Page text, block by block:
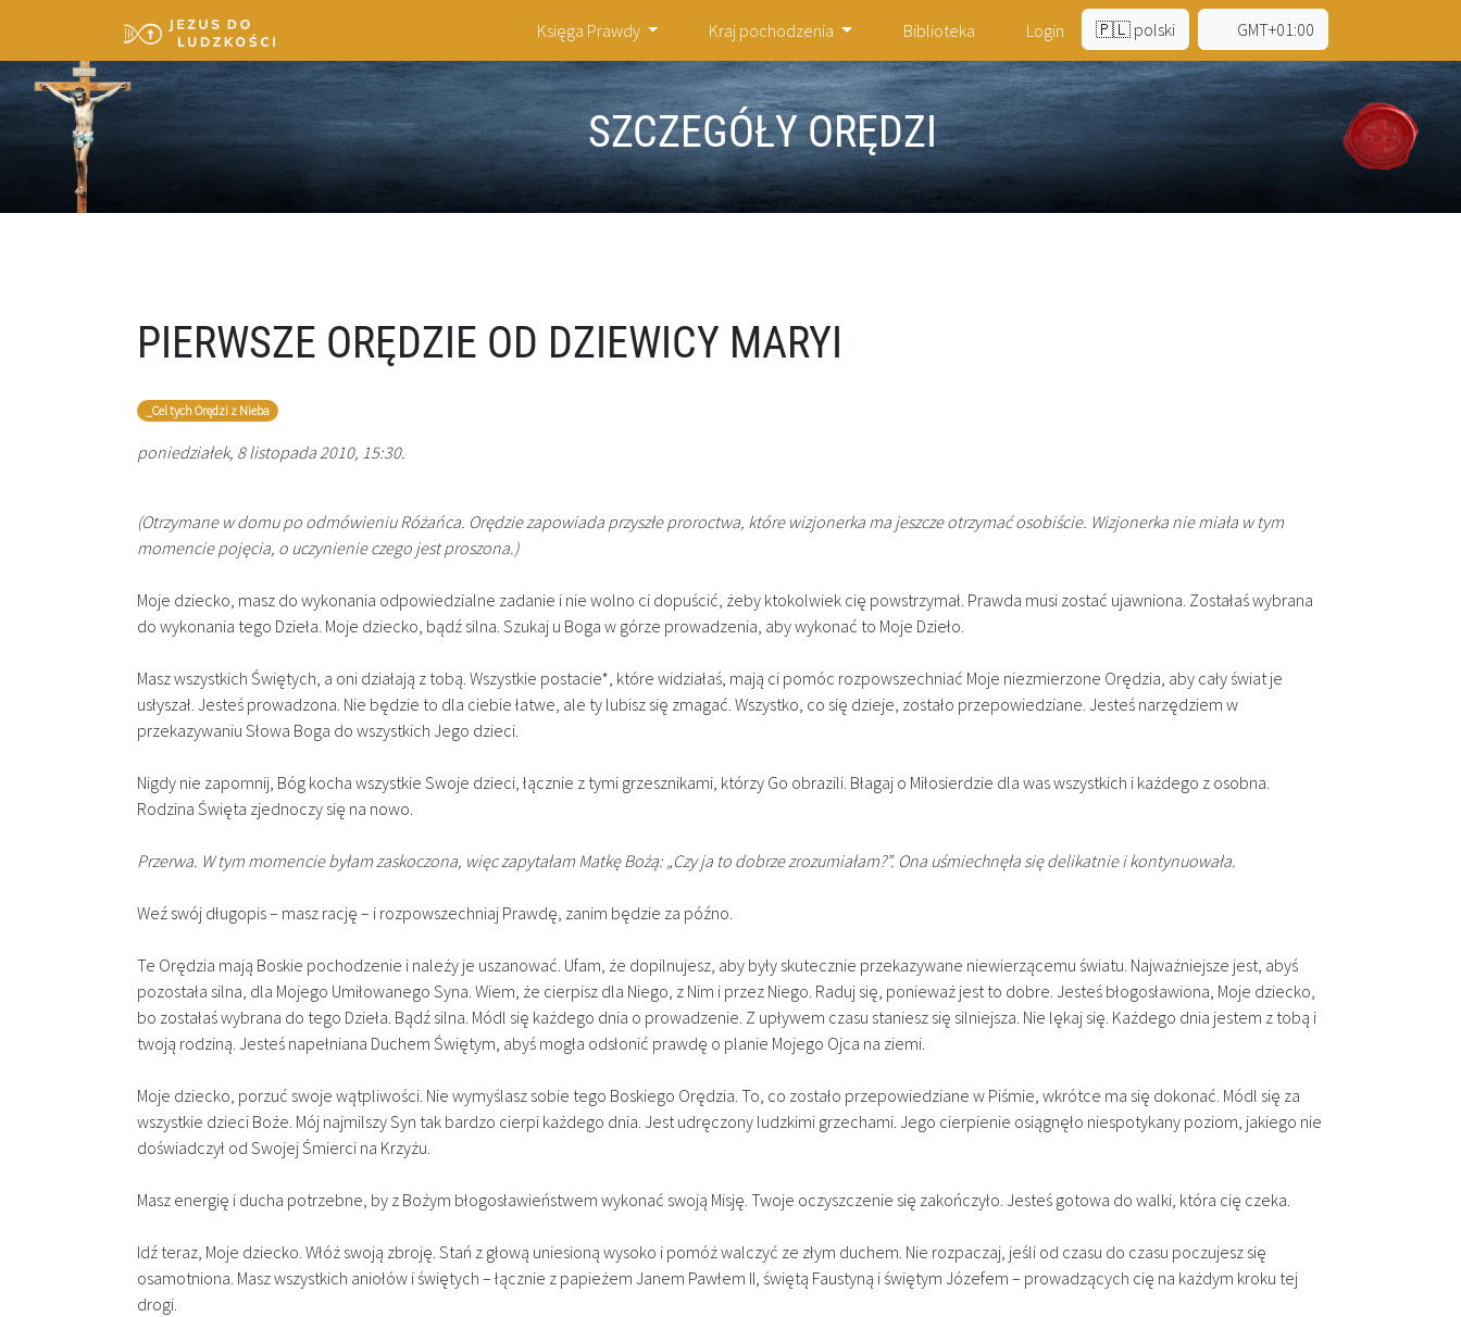
Księga Prawdy Kraj pochodzenia Biblioteka Login 🇵🇱 polski GMT+01:00
SZCZEGÓŁY ORĘDZI
PIERWSZE ORĘDZIE OD DZIEWICY MARYI
_Cel tych Orędzi z Nieba
poniedziałek, 8 listopada 2010, 15:30.
(Otrzymane w domu po odmówieniu Różańca. Orędzie zapowiada przyszłe proroctwa, które wizjonerka ma jeszcze otrzymać osobiście. Wizjonerka nie miała w tym
momencie pojęcia, o uczynienie czego jest proszona.)
Moje dziecko, masz do wykonania odpowiedzialne zadanie i nie wolno ci dopuścić, żeby ktokolwiek cię powstrzymał. Prawda musi zostać ujawniona. Zostałaś wybrana
do wykonania tego Dzieła. Moje dziecko, bądź silna. Szukaj u Boga w górze prowadzenia, aby wykonać to Moje Dzieło.
Masz wszystkich Świętych, a oni działają z tobą. Wszystkie postacie*, które widziałaś, mają ci pomóc rozpowszechniać Moje niezmierzone Orędzia, aby cały świat je
usłyszał. Jesteś prowadzona. Nie będzie to dla ciebie łatwe, ale ty lubisz się zmagać. Wszystko, co się dzieje, zostało przepowiedziane. Jesteś narzędziem w
przekazywaniu Słowa Boga do wszystkich Jego dzieci.
Nigdy nie zapomnij, Bóg kocha wszystkie Swoje dzieci, łącznie z tymi grzesznikami, którzy Go obrazili. Błagaj o Miłosierdzie dla was wszystkich i każdego z osobna.
Rodzina Święta zjednoczy się na nowo.
Przerwa. W tym momencie byłam zaskoczona, więc zapytałam Matkę Bożą: „Czy ja to dobrze zrozumiałam?”. Ona uśmiechnęła się delikatnie i kontynuowała.
Weź swój długopis – masz rację – i rozpowszechniaj Prawdę, zanim będzie za późno.
Te Orędzia mają Boskie pochodzenie i należy je uszanować. Ufam, że dopilnujesz, aby były skutecznie przekazywane niewierzącemu światu. Najważniejsze jest, abyś
pozostała silna, dla Mojego Umiłowanego Syna. Wiem, że cierpisz dla Niego, z Nim i przez Niego. Raduj się, ponieważ jest to dobre. Jesteś błogosławiona, Moje dziecko,
bo zostałaś wybrana do tego Dzieła. Bądź silna.​ Módl się każdego dnia o prowadzenie. Z upływem czasu staniesz się silniejsza. Nie lękaj się. Każdego dnia jestem z tobą i
twoją rodziną. Jesteś napełniana Duchem Świętym, abyś mogła odsłonić prawdę o planie Mojego Ojca na ziemi.
Moje dziecko, porzuć swoje wątpliwości. Nie wymyślasz sobie tego Boskiego Orędzia. To, co zostało przepowiedziane w Piśmie, wkrótce ma się dokonać.​ Módl się za
wszystkie dzieci Boże. Mój najmilszy Syn tak bardzo cierpi każdego dnia. Jest udręczony ludzkimi grzechami. Jego cierpienie osiągnęło niespotykany poziom, jakiego nie
doświadczył od Swojej Śmierci na Krzyżu.
Masz energię i ducha potrzebne, by z Bożym błogosławieństwem wykonać swoją Misję. Twoje oczyszczenie się zakończyło. Jesteś gotowa do walki, która cię czeka.
Idź teraz, Moje dziecko. Włóż swoją zbroję. Stań z głową uniesioną wysoko i pomóż walczyć ze złym duchem. Nie rozpaczaj, jeśli od czasu do czasu poczujesz się
osamotniona. Masz wszystkich aniołów i świętych – łącznie z papieżem Janem Pawłem II, świętą Faustyną i świętym Józefem – prowadzących cię na każdym kroku tej
drogi.